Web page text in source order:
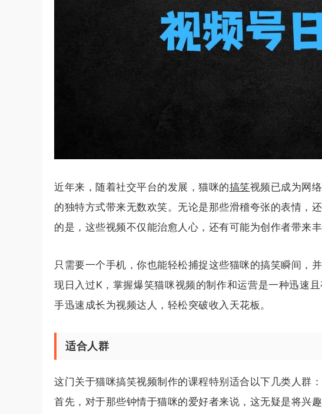
近年来，随着社交平台的发展，猫咪的搞笑视频已成为网
的独特方式带来无数欢笑。无论是那些滑稽夸张的表情，
的是，这些视频不仅能治愈人心，还有可能为创作者带来丰
只需要一个手机，你也能轻松捕捉这些猫咪的搞笑瞬间，
现日入过K，掌握爆笑猫咪视频的制作和运营是一种迅速
手迅速成长为视频达人，轻松突破收入天花板。
适合人群
这门关于猫咪搞笑视频制作的课程特别适合以下几类人群：
首先，对于那些钟情于猫咪的爱好者来说，这无疑是将兴